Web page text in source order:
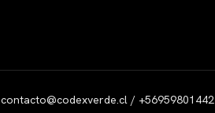
contacto@codexverde.cl / +56959801442